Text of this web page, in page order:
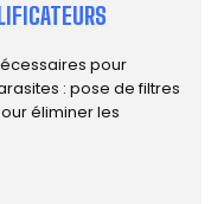
pour
: pose de filtres
éliminer les